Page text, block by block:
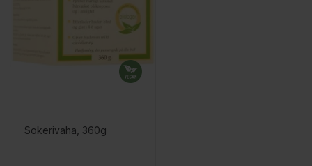
Sokerivaha, 360g